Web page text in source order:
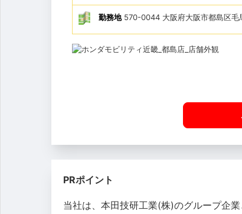
勤務地570-0044 大阪府大阪市都島区毛
PRポイント
当社は、本田技研工業(株)のグループ企